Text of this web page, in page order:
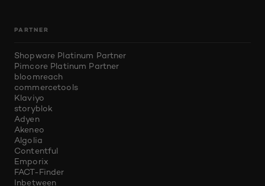
PARTNER
Shopware Platinum Partner
Pimcore Platinum Partner
bloomreach
commercetools
Klaviyo
storyblok
Adyen
Akeneo
Algolia
Contentful
Emporix
FACT-Finder
Inbetween